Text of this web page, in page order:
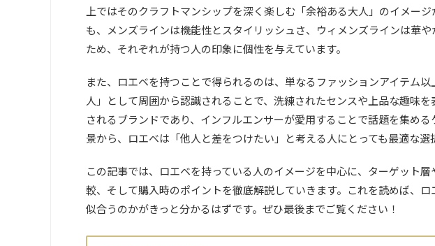
上ではそのクラフトマンシップを深く楽しむ「余裕ある大人」のイメー
も、メンズラインは機能性とスタイリッシュさ、ウィメンズラインは華
ため、それぞれが持つ人の印象に個性を与えています。
また、ロエベを持つことで得られるのは、単なるファッションアイテム
人」として周囲から認識されることで、洗練されたセンスや上品な趣味
されるブランドであり、インフルエンサーが愛用することで話題を集め
景から、ロエベは「他人と差をつけたい」と考える人にとっても最適な選
この記事では、ロエベを持っている人のイメージを中心に、ターゲット
較、そして購入時のポイントを徹底解説していきます。これを読めば、
似合うのかがきっと分かるはずです。ぜひ最後までご覧ください！